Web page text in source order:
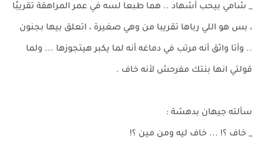
_ شامي بيحب أشهاد .. هما طبعا لسه في عمر المراهقة تقريبًا
، بس هو اللي رباها تقريبا من وهي صغيرة ، اتعلق بيها بجنون
.. وأتا واثق أنه مرتب في دماغه أنه لما يكبر هيتجوزها ... ولما
قولتي انها بنتك مفرحش لأنه خاف .
سألته جيهان بدهشة :
_ خاف ؟! ... خاف ليه ومن مين ؟!